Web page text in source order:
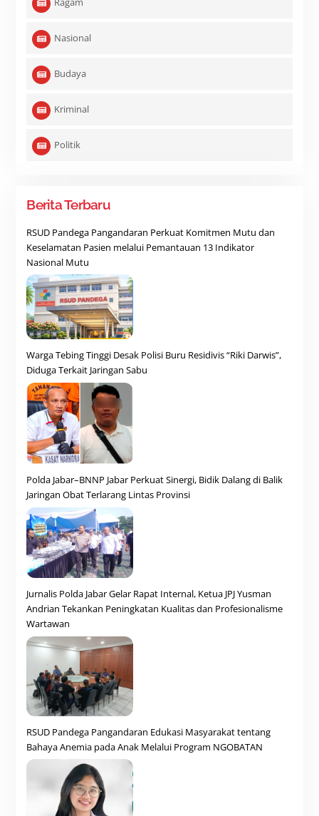
Nasional
Budaya
Kriminal
Politik
Berita Terbaru
RSUD Pandega Pangandaran Perkuat Komitmen Mutu dan
Keselamatan Pasien melalui Pemantauan 13 Indikator
Nasional Mutu
Warga Tebing Tinggi Desak Polisi Buru Residivis “Riki Darwis”,
Diduga Terkait Jaringan Sabu
Polda Jabar–BNNP Jabar Perkuat Sinergi, Bidik Dalang di Balik
Jaringan Obat Terlarang Lintas Provinsi
Jurnalis Polda Jabar Gelar Rapat Internal, Ketua JPJ Yusman
Andrian Tekankan Peningkatan Kualitas dan Profesionalisme
Wartawan
RSUD Pandega Pangandaran Edukasi Masyarakat tentang
Bahaya Anemia pada Anak Melalui Program NGOBATAN